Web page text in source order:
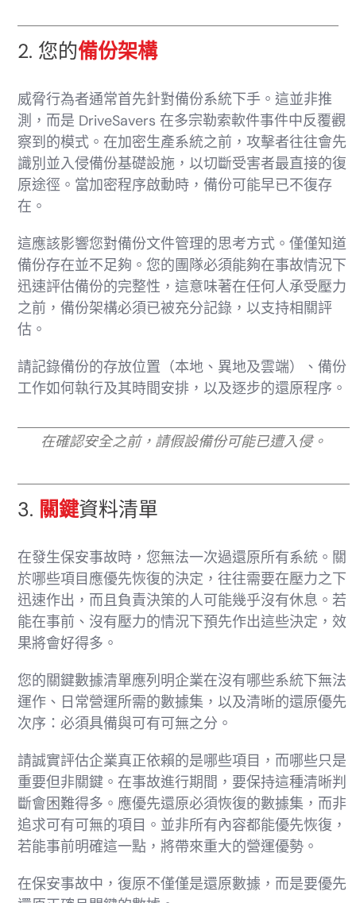
2. 您的備份架構
威脅行為者通常首先針對備份系統下手。這並非推
測，而是 DriveSavers 在多宗勒索軟件事件中反覆觀
察到的模式。在加密生產系統之前，攻擊者往往會先
識別並入侵備份基礎設施，以切斷受害者最直接的復
原途徑。當加密程序啟動時，備份可能早已不復存
在。
這應該影響您對備份文件管理的思考方式。僅僅知道
備份存在並不足夠。您的團隊必須能夠在事故情況下
迅速評估備份的完整性，這意味著在任何人承受壓力
之前，備份架構必須已被充分記錄，以支持相關評
估。
請記錄備份的存放位置（本地、異地及雲端）、備份
工作如何執行及其時間安排，以及逐步的還原程序。
在確認安全之前，請假設備份可能已遭入侵。
3. 關鍵資料清單
在發生保安事故時，您無法一次過還原所有系統。關
於哪些項目應優先恢復的決定，往往需要在壓力之下
迅速作出，而且負責決策的人可能幾乎沒有休息。若
能在事前、沒有壓力的情況下預先作出這些決定，效
果將會好得多。
您的關鍵數據清單應列明企業在沒有哪些系統下無法
運作、日常營運所需的數據集，以及清晰的還原優先
次序：必須具備與可有可無之分。
請誠實評估企業真正依賴的是哪些項目，而哪些只是
重要但非關鍵。在事故進行期間，要保持這種清晰判
斷會困難得多。應優先還原必須恢復的數據集，而非
追求可有可無的項目。並非所有內容都能優先恢復，
若能事前明確這一點，將帶來重大的營運優勢。
在保安事故中，復原不僅僅是還原數據，而是要優先